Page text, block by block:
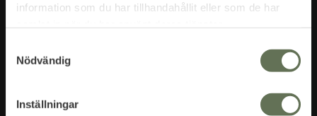
information som du har tillhandahållit eller som de har
Nödvändig
Inställningar